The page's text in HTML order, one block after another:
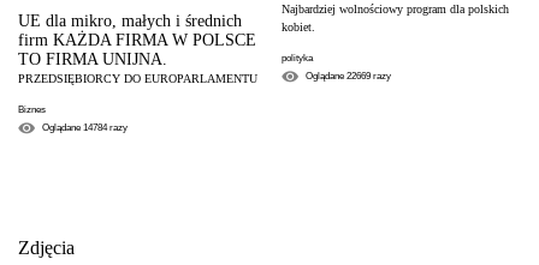
UE dla mikro, małych i średnich
firm KAŻDA FIRMA W POLSCE
TO FIRMA UNIJNA.
PRZEDSIĘBIORCY DO EUROPARLAMENTU
Biznes
Oglądane 14784razy
Najbardziej wolnościowy program dla polskich
kobiet.
polityka
Oglądane 22669 razy
Zdjęcia